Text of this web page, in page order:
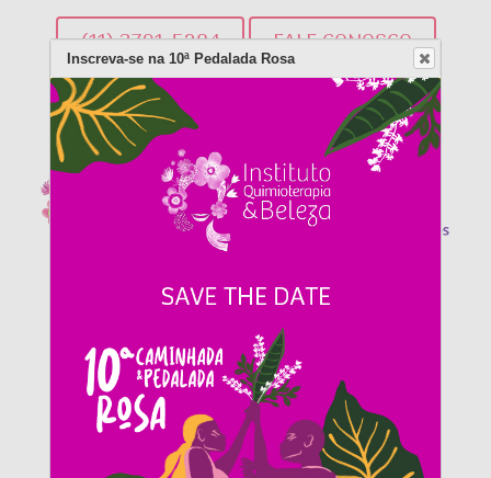
(11) 3791-5284
FALE CONOSCO
Inscreva-se na 10ª Pedalada Rosa